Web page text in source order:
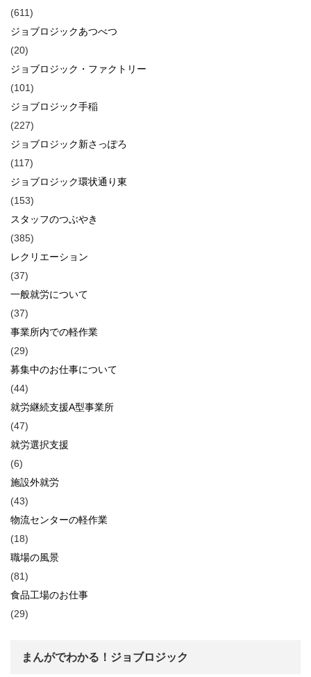
(611)
ジョブロジックあつべつ
(20)
ジョブロジック・ファクトリー
(101)
ジョブロジック手稲
(227)
ジョブロジック新さっぽろ
(117)
ジョブロジック環状通り東
(153)
スタッフのつぶやき
(385)
レクリエーション
(37)
一般就労について
(37)
事業所内での軽作業
(29)
募集中のお仕事について
(44)
就労継続支援A型事業所
(47)
就労選択支援
(6)
施設外就労
(43)
物流センターの軽作業
(18)
職場の風景
(81)
食品工場のお仕事
(29)
まんがでわかる！ジョブロジック